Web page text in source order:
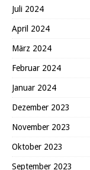
Juli 2024
April 2024
März 2024
Februar 2024
Januar 2024
Dezember 2023
November 2023
Oktober 2023
September 2023